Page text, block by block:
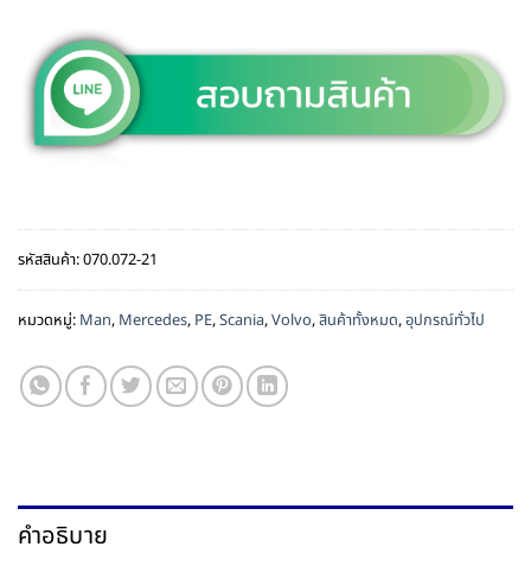
รหัสสินค้า:070.072-21
หมวดหมู่: Man, Mercedes, PE,Scania,Volvo,สินค้าทั้งหมด,อุปกรณ์ทั่วไป
คำอธิบาย